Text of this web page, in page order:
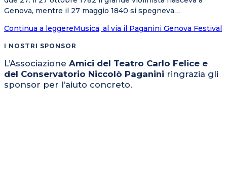
Genova, mentre il 27 maggio 1840 si spegneva…
Continua a leggereMusica, al via il Paganini Genova Festival
I NOSTRI SPONSOR
L’Associazione Amici del Teatro Carlo Felice e
del Conservatorio Niccolò Paganini ringrazia gli
sponsor per l’aiuto concreto.